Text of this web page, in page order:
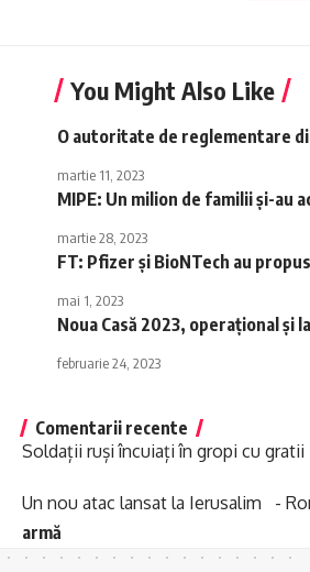
You Might Also Like
O autoritate de reglementare
martie 11, 2023
MIPE: Un milion de familii şi-au
martie 28, 2023
FT: Pfizer şi BioNTech au
mai 1, 2023
Noua Casă 2023, operațional și
februarie 24, 2023
Comentarii recente
Soldații ruși încuiați în gropi cu
Un nou atac lansat la Ierusalim -
armă